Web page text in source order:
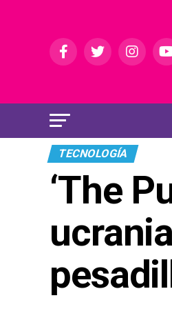
TECNOLOGÍA
‘The